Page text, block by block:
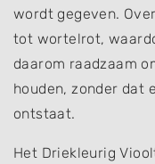
wordt gegeven.
tot wortelrot,
daarom raadzaam
houden, zonder dat
ontstaat.
Het Driekleurig